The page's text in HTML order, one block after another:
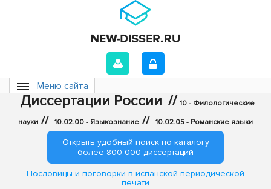
Меню сайта
Диссертации России // 10 - Филологические
науки // 10.02.00 - Языкознание // 10.02.05 - Романские языки
Открыть удобный поиск по каталогу
более 800 000 диссертаций
Пословицы и поговорки в испанской периодической
печати